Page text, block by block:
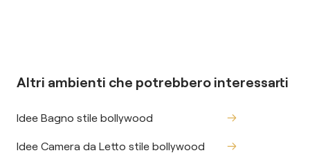
Altri ambienti che potrebbero interessarti
Idee Bagno stile bollywood
Idee Camera da Letto stile bollywood